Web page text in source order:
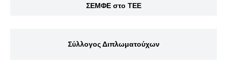
ΣΕΜΦΕ στο ΤΕΕ
Σύλλογος Διπλωματούχων